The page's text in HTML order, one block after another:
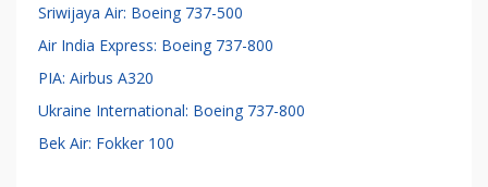
Sriwijaya Air: Boeing 737-500
Air India Express: Boeing 737-800
PIA: Airbus A320
Ukraine International: Boeing 737-800
Bek Air: Fokker 100